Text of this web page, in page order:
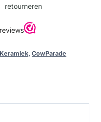
retourneren
Keramiek, CowParade